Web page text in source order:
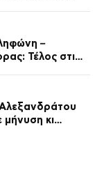
–
Τέλος στις
μήνυση κι